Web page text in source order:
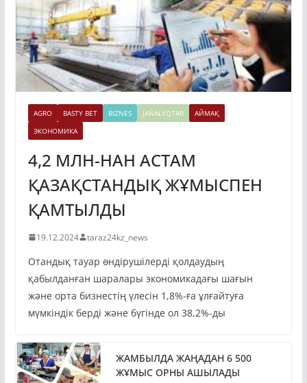
AGRO BASTY BET BIZNES JAŃALYQTAR
АЙМАҚ
ЭКОНОМИКА
4,2 МЛН-НАН АСТАМ
ҚАЗАҚСТАНДЫҚ ЖҰМЫСПЕН
ҚАМТЫЛДЫ
19.12.2024 taraz24kz_news
Отандық тауар өндірушілерді қолдаудың
қабылданған шаралары экономикадағы шағын
және орта бизнестің үлесін 1,8%-ға ұлғайтуға
мүмкіндік берді және бүгінде ол 38,2%-ды
ЖАМБЫЛДА ЖАҢАДАН 6 500
ЖҰМЫС ОРНЫ АШЫЛАДЫ